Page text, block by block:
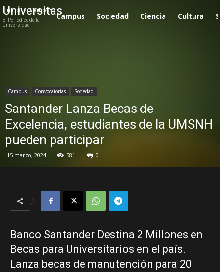
Universitas
El Periódico de la
Universidad
Campus Sociedad Ciencia Cultura
Inicio Campus
Campus Convocatorias Sociedad
Santander Lanza Becas de
Excelencia, estudiantes de la UMSNH
pueden participar
15 marzo, 2024 581 0
Banco Santander Destina 2 Millones en
Becas para Universitarios en el país.
Lanza becas de manutención para 20